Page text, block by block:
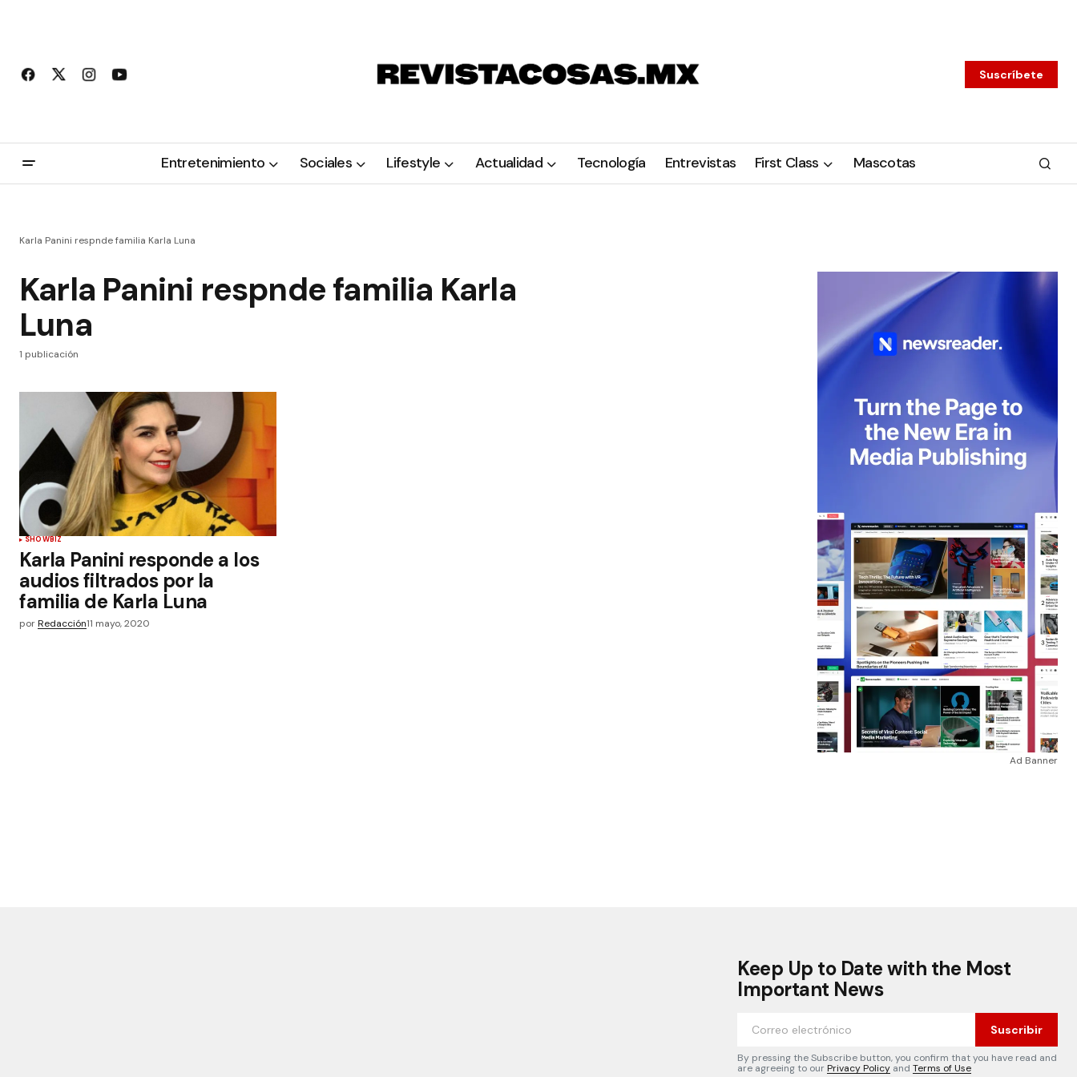
Suscríbete
Entretenimiento Sociales Lifestyle Actualidad Tecnología Entrevistas First Class Mascotas
Karla Panini respnde familia Karla Luna
Karla Panini respnde familia Karla
Luna
1 publicación
SHOWBIZ
Karla Panini responde a los
audios filtrados por la
familia de Karla Luna
porRedacción11 mayo, 2020
Ad Banner
Keep Up to Date with the Most
Important News
Suscribir
By pressing the Subscribe button, you confirm that you have read and
are agreeing to ourPrivacy Policy and Terms of Use